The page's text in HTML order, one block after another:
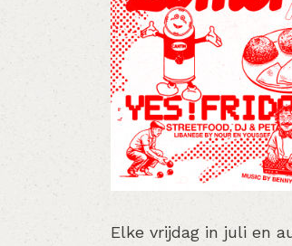
Elke vrijdag in juli en